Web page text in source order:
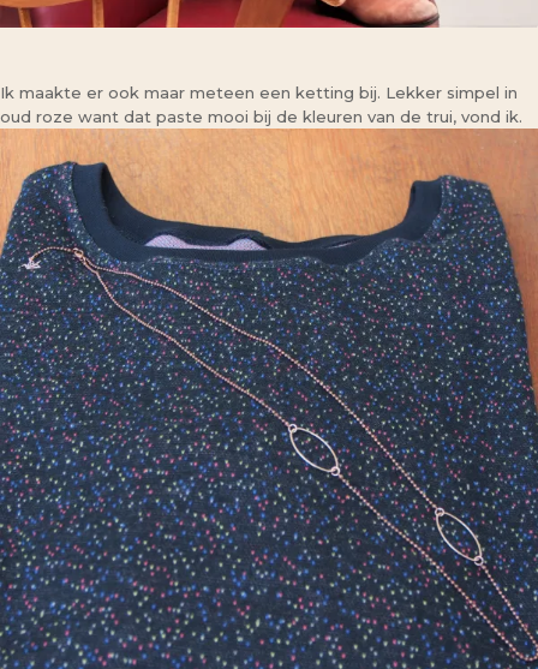
Ik maakte er ook maar meteen een ketting bij. Lekker simpel in
oud roze want dat paste mooi bij de kleuren van de trui, vond ik.